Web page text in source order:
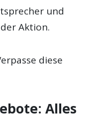
und
Aktion.
diese
Alles